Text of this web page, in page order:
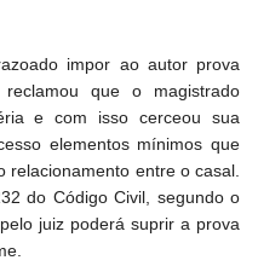
impor ao autor prova
que o magistrado
e com isso cerceou sua
elementos mínimos que
relacionamento entre o casal.
do Código Civil, segundo o
juiz poderá suprir a prova